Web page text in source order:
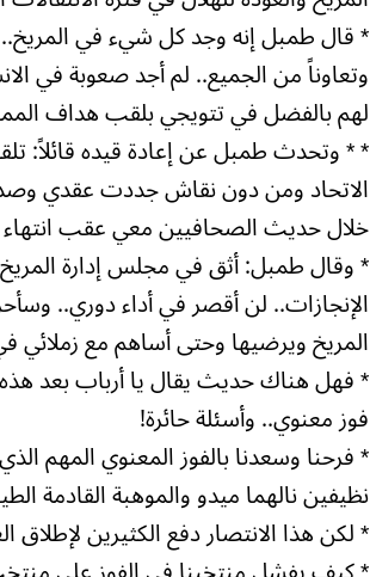
* قال طمبل إنه وجد كل شيء في المريخ..
وتعاوناً من الجميع.. لم أجد صعوبة في
لهم بالفضل في تتويجي بلقب هداف
* * وتحدث طمبل عن إعادة قيده قائلاً:
الاتحاد ومن دون نقاش جددت عقدي
خلال حديث الصحافيين معي عقب انتهاء
* وقال طمبل: أثق في مجلس إدارة
الإنجازات.. لن أقصر في أداء دوري..
المريخ ويرضيها وحتى أساهم مع زملائي
* فهل هناك حديث يقال يا أرباب بعد هذه
فوز معنوي.. وأسئلة حائرة!
* فرحنا وسعدنا بالفوز المعنوي المهم
نظيفين نالهما ميدو والموهبة القادمة
* لكن هذا الانتصار دفع الكثيرين